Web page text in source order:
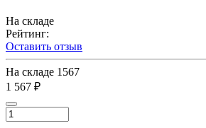
На складе
Рейтинг:
Оставить отзыв
На складе 1567
1 567 ₽